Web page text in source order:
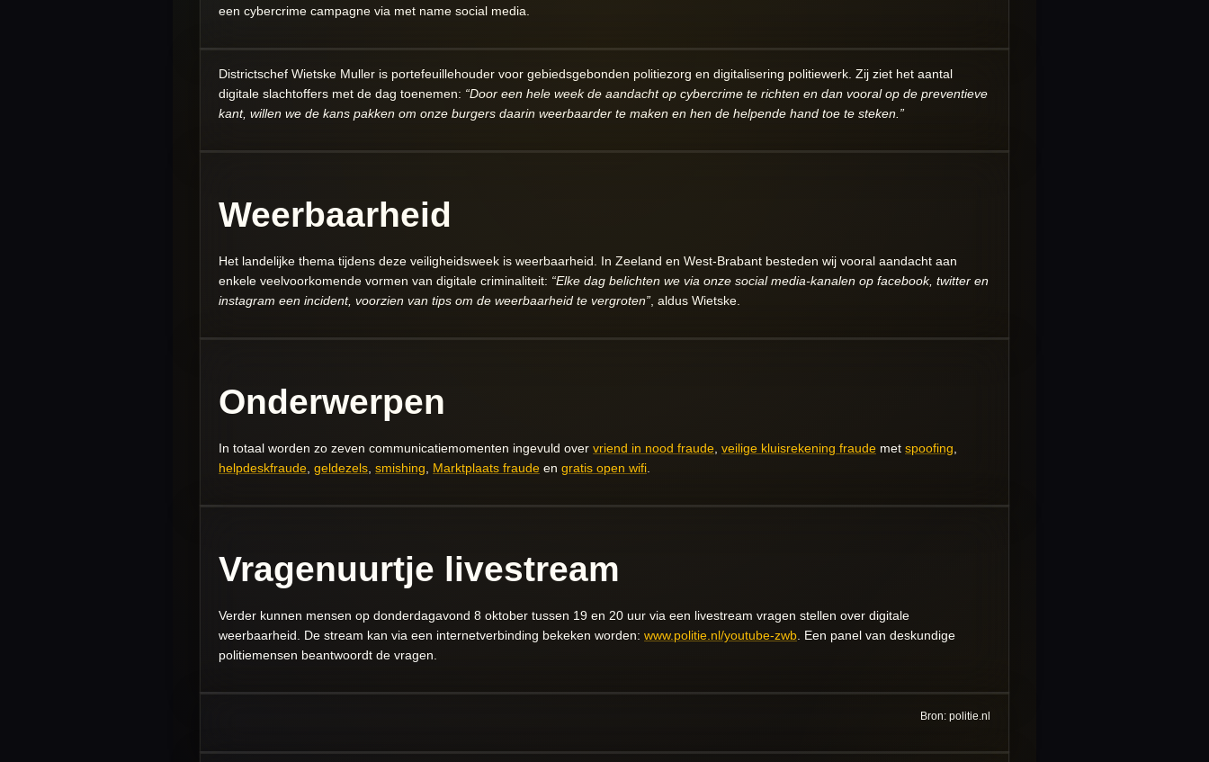
een cybercrime campagne via met name social media.
Districtschef Wietske Muller is portefeuillehouder voor gebiedsgebonden politiezorg en digitalisering politiewerk. Zij ziet het aantal
digitale slachtoffers met de dag toenemen: “Door een hele week de aandacht op cybercrime te richten en dan vooral op de preventieve
kant, willen we de kans pakken om onze burgers daarin weerbaarder te maken en hen de helpende hand toe te steken.”
Weerbaarheid
Het landelijke thema tijdens deze veiligheidsweek is weerbaarheid. In Zeeland en West-Brabant besteden wij vooral aandacht aan
enkele veelvoorkomende vormen van digitale criminaliteit: “Elke dag belichten we via onze social media-kanalen op facebook, twitter en
instagram een incident, voorzien van tips om de weerbaarheid te vergroten” , aldus Wietske.
Onderwerpen
In totaal worden zo zeven communicatiemomenten ingevuld over vriend in nood fraude veilige kluisrekening fraude met spoofing
helpdeskfraude geldezels smishing Marktplaats fraude en gratis open wifi
Vragenuurtje livestream
Verder kunnen mensen op donderdagavond 8 oktober tussen 19 en 20 uur via een livestream vragen stellen over digitale
weerbaarheid. De stream kan via een internetverbinding bekeken worden: www.politie.nl/youtube-zwb . Een panel van deskundige
politiemensen beantwoordt de vragen.
Bron: politie.nl